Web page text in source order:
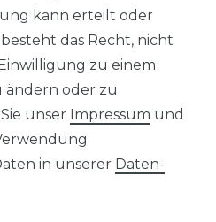
kann erteilt oder
das Recht, nicht
zu einem
oder zu
unser Impressum und
in unserer Daten­